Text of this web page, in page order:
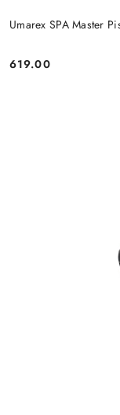
Umarex SPA Master
Cena:
619.00